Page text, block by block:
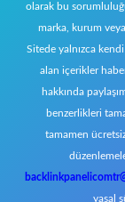
olarak bu
marka, kurum
Sitede yalnızca kendi
alan içerikler
hakkında
benzerlikleri
tamamen
yasal